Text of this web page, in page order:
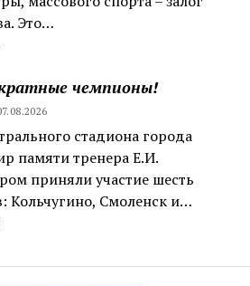
Это…
чемпионы!
стадиона города
памяти тренера Е.И.
приняли участие шесть
Кольчугино, Смоленск и…